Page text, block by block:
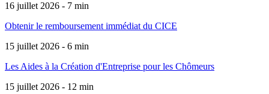
16 juillet 2026 - 7 min
Obtenir le remboursement immédiat du CICE
15 juillet 2026 - 6 min
Les Aides à la Création d'Entreprise pour les Chômeurs
15 juillet 2026 - 12 min